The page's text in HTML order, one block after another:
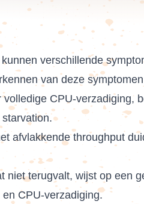
verschillende
van deze
CPU-verzadiging,
afvlakkende throughput
niet terugvalt, wijst op een
CPU-verzadiging.